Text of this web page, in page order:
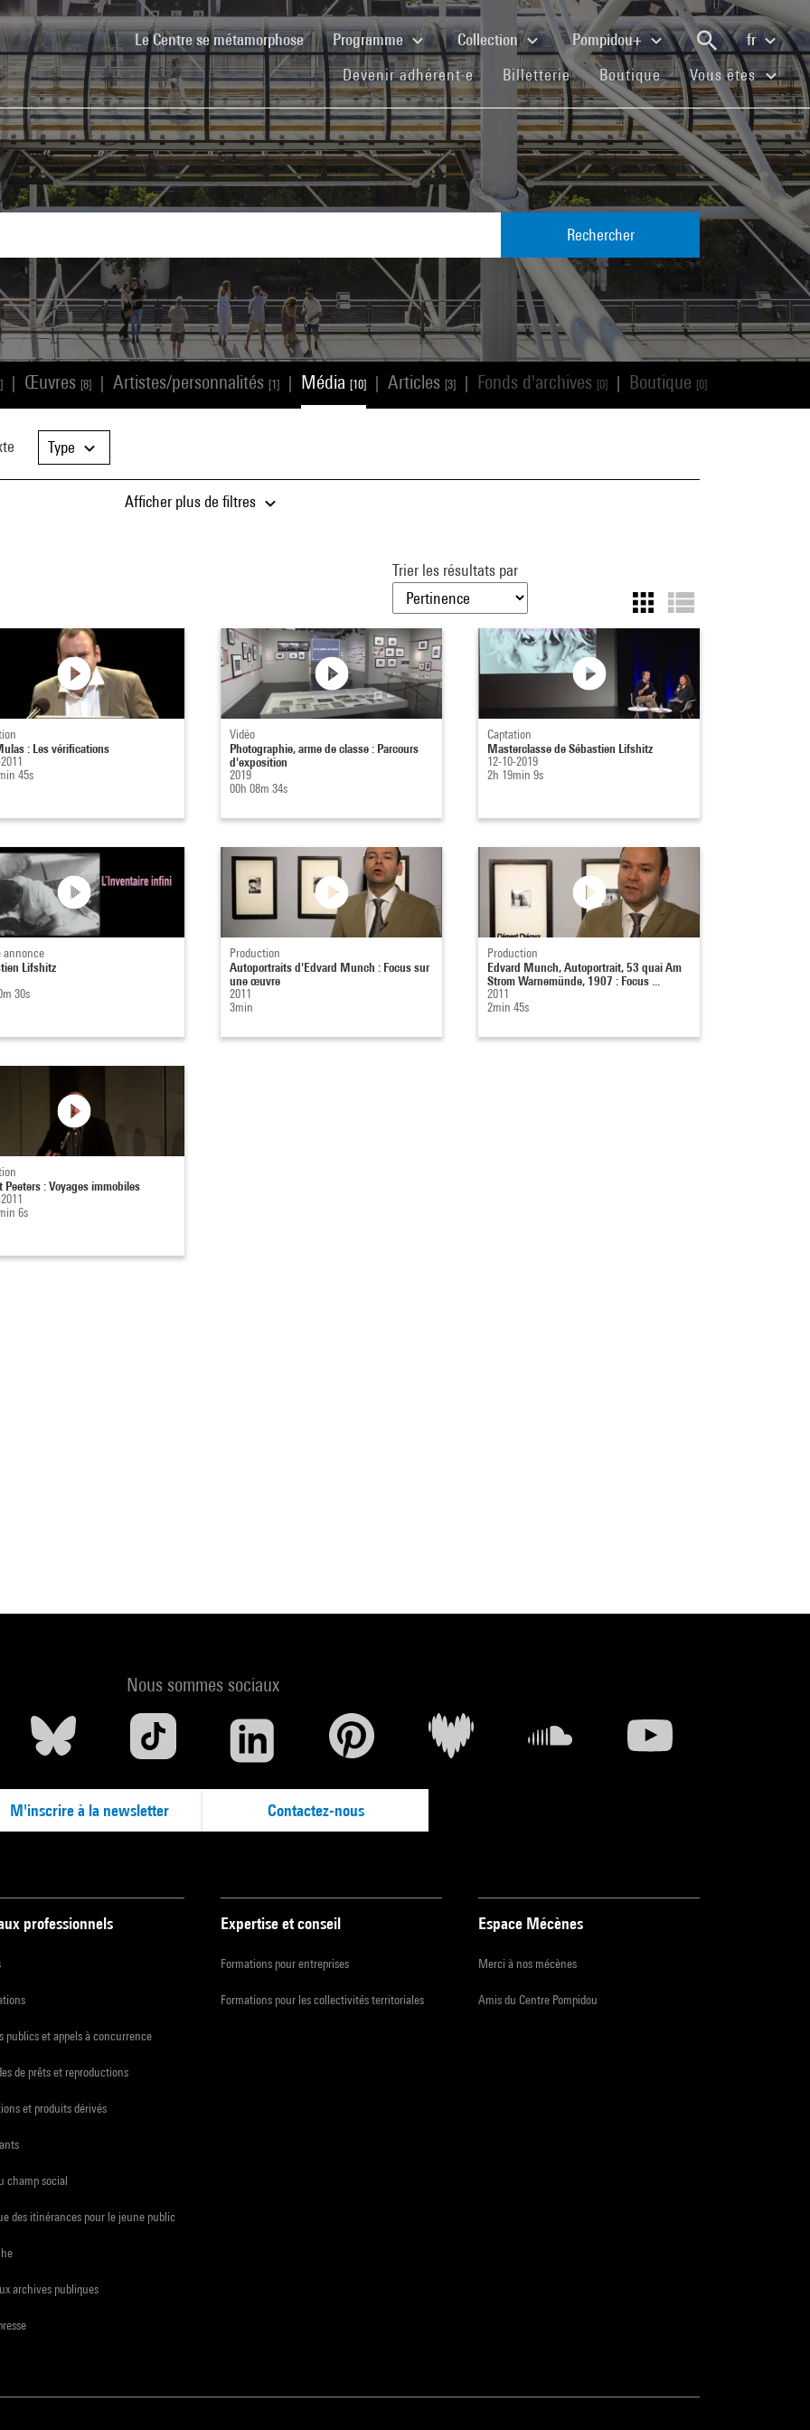
Le Centre se métamorphose(current)Programme Collection Pompidou+
fr
Devenir adhérent·e(current)Billetterie(current)Boutique(current)Vous êtes
Rechercher
Œuvres [8] Artistes/personnalités [1] Média [10] Articles [3] Fonds d'archives [0] Boutique [0]
Type
Afficher plus de filtres
Trier les résultats par
: Les vérifications
45s
Vidéo
Photographie, arme de classe : Parcours
d'exposition
2019
00h 08m 34s
Captation
Masterclasse de Sébastien Lifshitz
12-10-2019
2h 19min 9s
annonce
Lifshitz
30s
Production
Autoportraits d'Edvard Munch : Focus sur
une œuvre
2011
3min
Production
Edvard Munch, Autoportrait, 53 quai Am
Strom Warnemünde, 1907 : Focus ...
2011
2min 45s
Peeters : Voyages immobiles
6s
Nous sommes sociaux
M'inscrire à la newsletter Contactez-nous
professionnels
publics et appels à concurrence
de prêts et reproductions
et produits dérivés
champ social
des itinérances pour le jeune public
archives publiques
Expertise et conseil
Formations pour entreprises
Formations pour les collectivités territoriales
Espace Mécènes
Merci à nos mécènes
Amis du Centre Pompidou